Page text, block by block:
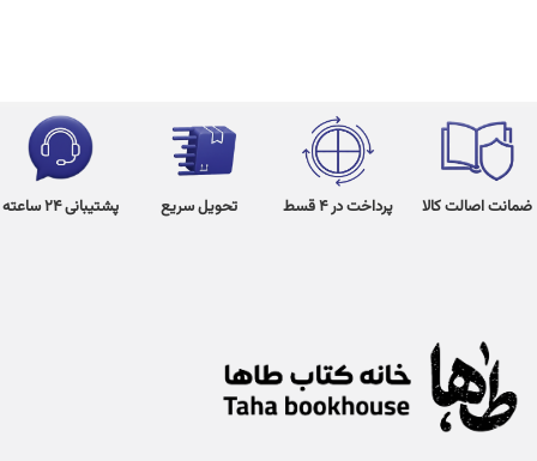
ضمانت اصالت کالا پرداخت در 4 قسط تحویل سریع پشتیبانی 24 ساعته